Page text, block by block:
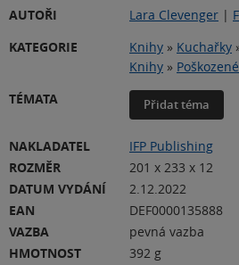
AUTOŘI Lara Clevenger |
KATEGORIE
Knihy » Kuchařky
Knihy »
TÉMATA
Přidat téma
NAKLADATEL
IFP Publishing
ROZMĚR
201 x 233 x 12
DATUM VYDÁNÍ
2.12.2022
EAN
DEF0000135888
VAZBA
pevná vazba
HMOTNOST
392 g